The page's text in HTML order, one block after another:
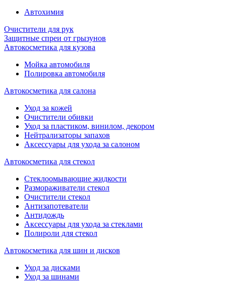
Автохимия
Очистители для рук
Защитные спреи от грызунов
Автокосметика для кузова
Мойка автомобиля
Полировка автомобиля
Автокосметика для салона
Уход за кожей
Очистители обивки
Уход за пластиком, винилом, декором
Нейтрализаторы запахов
Аксессуары для ухода за салоном
Автокосметика для стекол
Стеклоомывающие жидкости
Размораживатели стекол
Очистители стекол
Антизапотеватели
Антидождь
Аксессуары для ухода за стеклами
Полироли для стекол
Автокосметика для шин и дисков
Уход за дисками
Уход за шинами